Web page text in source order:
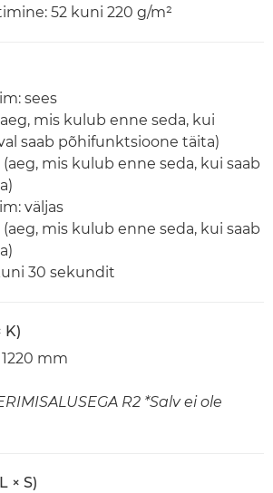
52 kuni 220 g/m²
sees
mis kulub enne seda, kui
saab põhifunktsioone täita)
mis kulub enne seda, kui saab
väljas
mis kulub enne seda, kui saab
30 sekundit
K)
1220 mm
R2 *Salv ei ole
× S)